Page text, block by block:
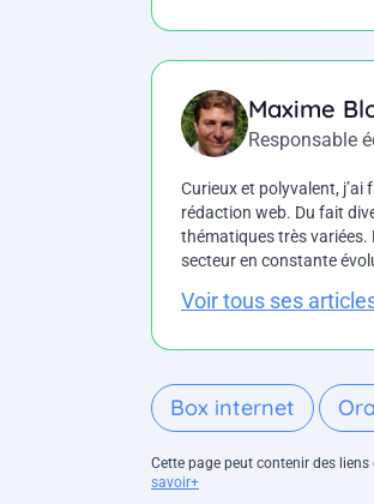
Maxime
Responsable
Curieux et polyvalent,
rédaction web. Du fait
thématiques très variées.
secteur en constante
Voir tous ses
Box internet
Cette page peut contenir des
savoir+